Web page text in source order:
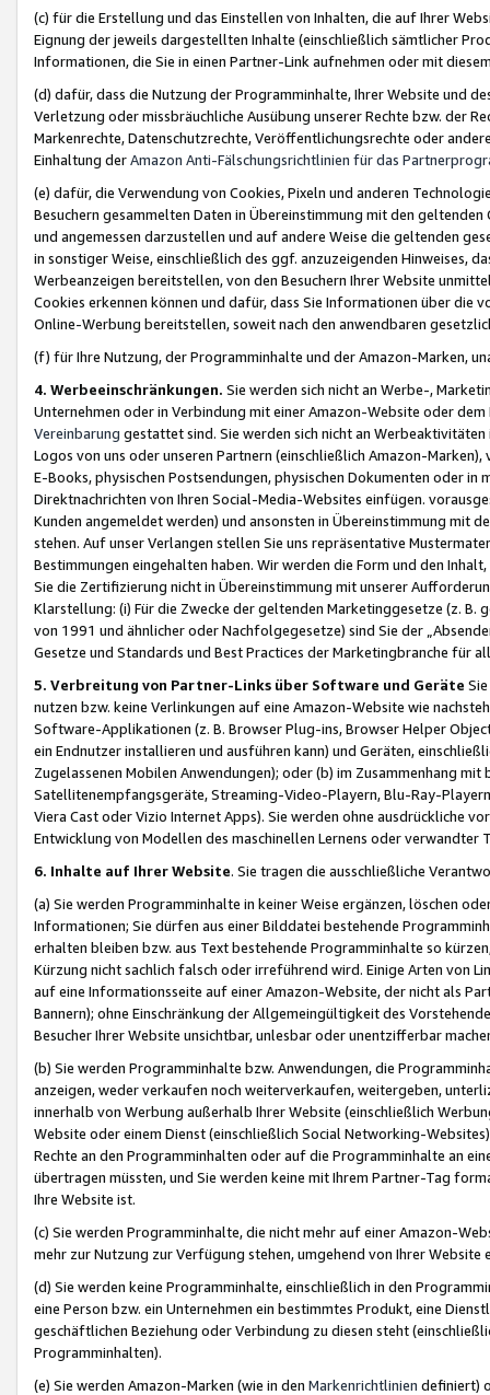
(c) für die Erstellung und das Einstellen von Inhalten, die auf Ihrer
Eignung der jeweils dargestellten Inhalte (einschließlich sämtlicher
Informationen, die Sie in einen Partner-Link aufnehmen oder mit
(d) dafür, dass die Nutzung der Programminhalte, Ihrer Website und
Verletzung oder missbräuchliche Ausübung unserer Rechte bzw. der
Markenrechte, Datenschutzrechte, Veröffentlichungsrechte oder
Einhaltung derAmazon Anti-Fälschungsrichtlinien für das
(e) dafür, die Verwendung von Cookies, Pixeln und anderen
Besuchern gesammelten Daten in Übereinstimmung mit den
und angemessen darzustellen und auf andere Weise die geltenden
in sonstiger Weise, einschließlich des ggf. anzuzeigenden Hinweises,
Werbeanzeigen bereitstellen, von den Besuchern Ihrer Website
Cookies erkennen können und dafür, dass Sie Informationen über die
Online-Werbung bereitstellen, soweit nach den anwendbaren
(f) für Ihre Nutzung, der Programminhalte und der Amazon-Marken,
4. Werbeeinschränkungen. Sie werden sich nicht an Werbe-,
Unternehmen oder in Verbindung mit einer Amazon-Website oder
Vereinbarung gestattet sind. Sie werden sich nicht an
Logos von uns oder unseren Partnern (einschließlich Amazon-
E-Books, physischen Postsendungen, physischen Dokumenten oder in
Direktnachrichten von Ihren Social-Media-Websites einfügen.
Kunden angemeldet werden) und ansonsten in Übereinstimmung mit
stehen. Auf unser Verlangen stellen Sie uns repräsentative
Bestimmungen eingehalten haben. Wir werden die Form und den
Sie die Zertifizierung nicht in Übereinstimmung mit unserer
Klarstellung: (i) Für die Zwecke der geltenden Marketinggesetze (z. B.
von 1991 und ähnlicher oder Nachfolgegesetze) sind Sie der
Gesetze und Standards und Best Practices der Marketingbranche für
5. Verbreitung von Partner-Links über Software und Geräte
nutzen bzw. keine Verlinkungen auf eine Amazon-Website wie
Software-Applikationen (z. B. Browser Plug-ins, Browser Helper
ein Endnutzer installieren und ausführen kann) und Geräten,
Zugelassenen Mobilen Anwendungen); oder (b) im Zusammenhang
Satellitenempfangsgeräte, Streaming-Video-Playern, Blu-Ray-
Viera Cast oder Vizio Internet Apps). Sie werden ohne ausdrückliche
Entwicklung von Modellen des maschinellen Lernens oder
6. Inhalte auf Ihrer Website. Sie tragen die ausschließliche
(a) Sie werden Programminhalte in keiner Weise ergänzen, löschen
Informationen; Sie dürfen aus einer Bilddatei bestehende
erhalten bleiben bzw. aus Text bestehende Programminhalte so
Kürzung nicht sachlich falsch oder irreführend wird. Einige Arten von
auf eine Informationsseite auf einer Amazon-Website, der nicht als
Bannern); ohne Einschränkung der Allgemeingültigkeit des
Besucher Ihrer Website unsichtbar, unlesbar oder unentzifferbar
(b) Sie werden Programminhalte bzw. Anwendungen, die
anzeigen, weder verkaufen noch weiterverkaufen, weitergeben,
innerhalb von Werbung außerhalb Ihrer Website (einschließlich
Website oder einem Dienst (einschließlich Social Networking-
Rechte an den Programminhalten oder auf die Programminhalte an
übertragen müssten, und Sie werden keine mit Ihrem Partner-Tag
Ihre Website ist.
(c) Sie werden Programminhalte, die nicht mehr auf einer Amazon-
mehr zur Nutzung zur Verfügung stehen, umgehend von Ihrer
(d) Sie werden keine Programminhalte, einschließlich in den
eine Person bzw. ein Unternehmen ein bestimmtes Produkt, eine
geschäftlichen Beziehung oder Verbindung zu diesen steht
Programminhalten).
(e) Sie werden Amazon-Marken (wie in den Markenrichtlinien definiert)